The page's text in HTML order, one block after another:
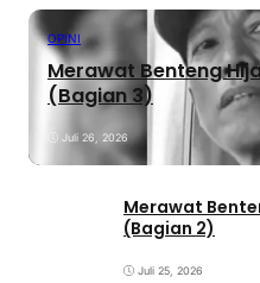
OPINI
Merawat Benteng
(Bagian 3)
Juli 26, 2026
Merawat
(Bagian 2)
Juli 25, 2026